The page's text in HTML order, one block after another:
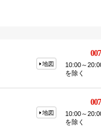
地図
10:00～
を除く
地図
10:00～
を除く